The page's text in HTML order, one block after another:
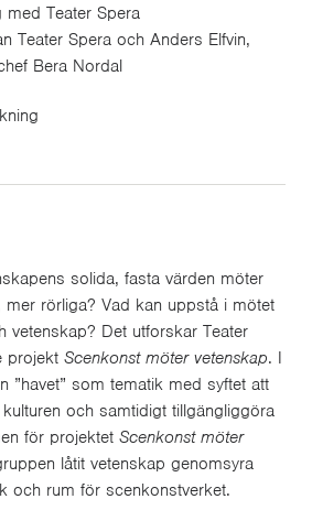
Teater Spera
Teater Spera och Anders Elfvin,
Bera Nordal
solida, fasta värden möter
rörliga? Vad kan uppstå i mötet
vetenskap? Det utforskar Teater
projekt Scenkonst möter vetenskap. I
”havet” som tematik med syftet att
och samtidigt tillgängliggöra
för projektet Scenkonst möter
låtit vetenskap genomsyra
och rum för scenkonstverket.